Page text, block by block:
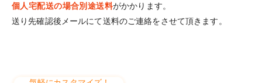
個人宅配送の場合別途送料がかかります。
送り先確認後メールにて送料のご連絡をさせて頂きます。